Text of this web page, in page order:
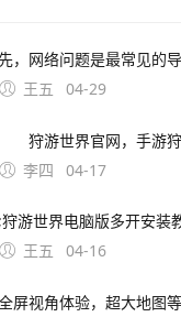
王五
04-29
李四
04-17
王五
04-16